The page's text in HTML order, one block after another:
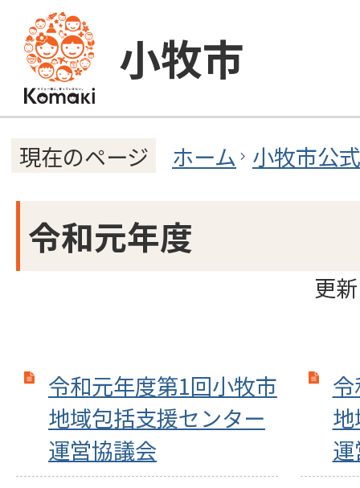
小牧市
現在のページ ホーム 小牧市公
令和元年度
更
令和元年度第1回小牧市
地域包括支援センター
運営協議会